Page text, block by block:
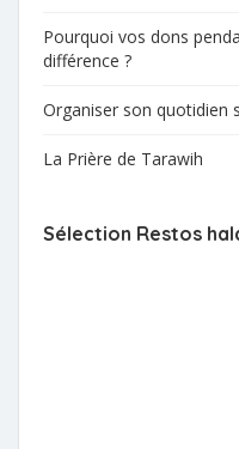
Pourquoi vos dons
différence ?
Organiser son quotidien
La Prière de Tarawih
Sélection Restos